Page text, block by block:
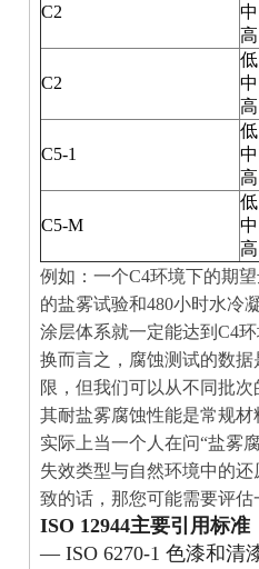
C2
中
高
C2
低
中
高
C5-1
低
中
高
C5-M
低
中
高
例如：一个C4环境下的期
的盐雾试验和480小时水冷
涂层体系就一定能达到 C4
换而言之，腐蚀测试的数
限，但我们可以从不同批
其耐盐雾腐蚀性能是常规
实际上当一个人在问“盐雾
失效类型与自然环境中的
致的话，那您可能需要评
ISO 12944主要引用标准
— ISO 6270-1 色漆和清